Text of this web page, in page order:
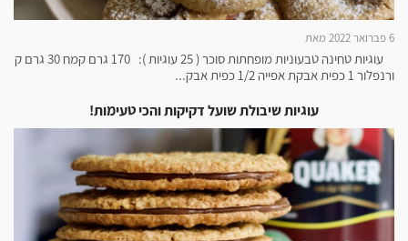
6 פברואר 2022 מאת
עוגיות טחינה טבעוניות מופחתות סוכר ( 25 עוגיות ): 170 גרם קמח 30 גרם ק
ורנפלור 1 כפית אבקת אפייה 1/2 כפית אבק...
עוגיות שיבולת שועל דקיקות והכי טעימות!